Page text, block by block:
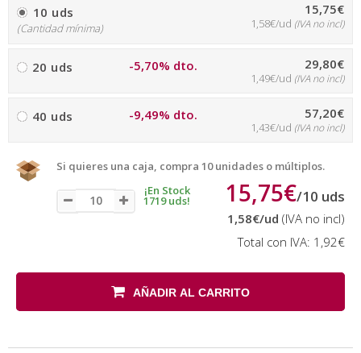
10 uds
(Cantidad mínima)
15,75€
1,58€/ud (IVA no incl)
20 uds -5,70% dto. 29,80€
1,49€/ud (IVA no incl)
40 uds -9,49% dto. 57,20€
1,43€/ud (IVA no incl)
Si quieres una caja, compra 10 unidades o múltiplos.
¡En Stock
1719 uds! 15,75€/10 uds
1,58€/ud (IVA no incl)
Total con IVA: 1,92€
AÑADIR AL CARRITO